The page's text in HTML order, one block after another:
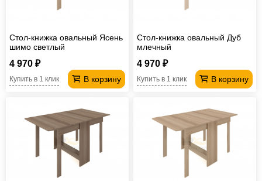
Стол-книжка овальный Ясень
шимо светлый
4 970 ₽
В корзину
Купить в 1 клик
Стол-книжка овальный Дуб
млечный
4 970 ₽
В корзину
Купить в 1 клик